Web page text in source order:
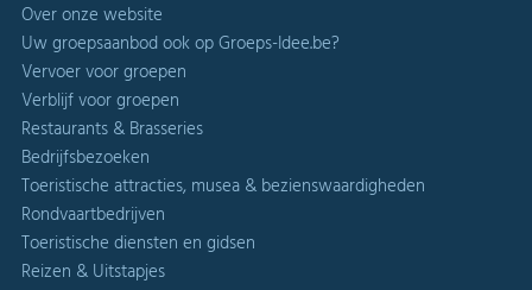
Over onze website
Uw groepsaanbod ook op Groeps-Idee.be?
Vervoer voor groepen
Verblijf voor groepen
Restaurants & Brasseries
Bedrijfsbezoeken
Toeristische attracties, musea & bezienswaardigheden
Rondvaartbedrijven
Toeristische diensten en gidsen
Reizen & Uitstapjes